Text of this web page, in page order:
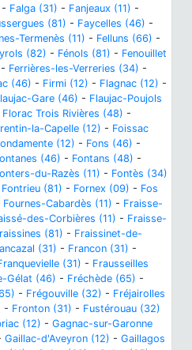
- Falga (31) - Fanjeaux (11) -
(81) - Faycelles (46) -
Termenès (11) - Felluns (66) -
(82) - Fénols (81) - Fenouillet
- Ferrières-les-Verreries (34) -
(46) - Firmi (12) - Flagnac (12) -
Gare (46) - Flaujac-Poujols
Florac Trois Rivières (48) -
la-Capelle (12) - Foissac
(12) - Fons (46) -
(46) - Fontans (48) -
du-Razès (11) - Fontès (34)
Fontrieu (81) - Fornex (09) - Fos
Fournes-Cabardès (11) - Fraisse-
des-Corbières (11) - Fraisse-
(81) - Fraissinet-de-
(31) - Francon (31) -
(31) - Frausseilles
Gélat (46) - Fréchède (65) -
- Frégouville (32) - Fréjairolles
- Fronton (31) - Fustérouau (32)
(12) - Gagnac-sur-Garonne
Gaillac-d'Aveyron (12) - Gaillagos